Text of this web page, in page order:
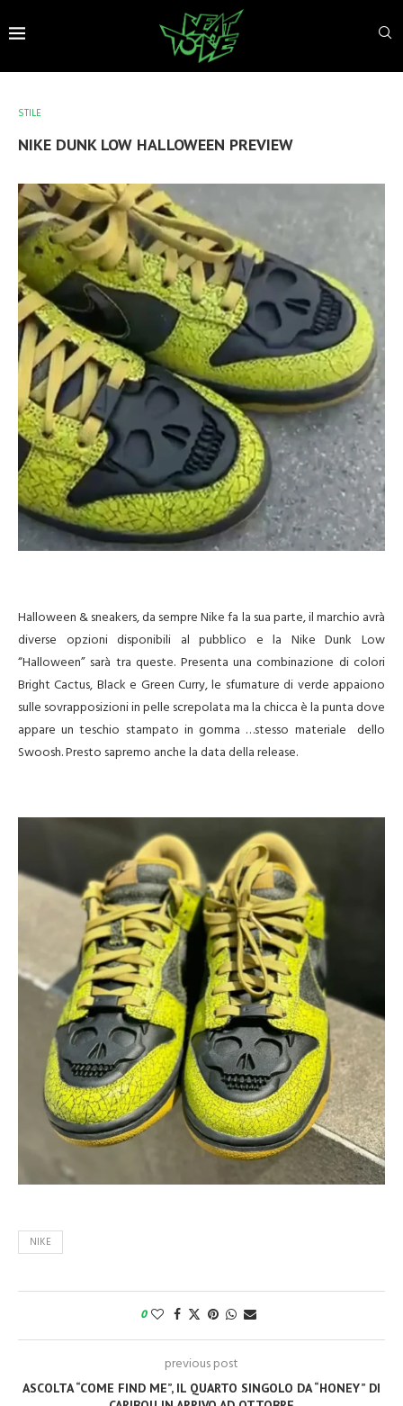
STILE
NIKE DUNK LOW HALLOWEEN PREVIEW
Halloween & sneakers, da sempre Nike fa la sua parte, il marchio avrà
diverse opzioni disponibili al pubblico e la Nike Dunk Low
“Halloween” sarà tra queste. Presenta una combinazione di colori
Bright Cactus, Black e Green Curry, le sfumature di verde appaiono
sulle sovrapposizioni in pelle screpolata ma la chicca è la punta dove
appare un teschio stampato in gomma …stesso materiale dello
Swoosh. Presto sapremo anche la data della release.
NIKE
0
previous post
ASCOLTA “COME FIND ME”, IL QUARTO SINGOLO DA “HONEY” DI